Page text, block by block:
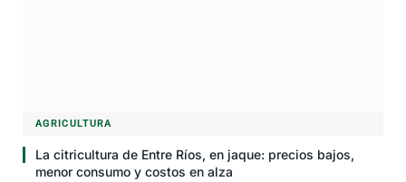
AGRICULTURA
La citricultura de Entre Ríos, en jaque: precios bajos,
menor consumo y costos en alza